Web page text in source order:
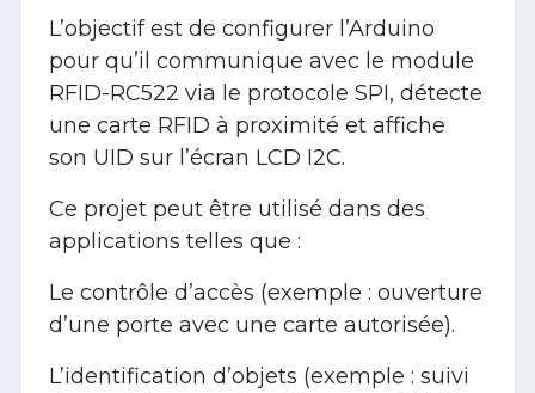
L’objectif est de configurer l’Arduino
pour qu’il communique avec le module
RFID-RC522 via le protocole SPI, détecte
une carte RFID à proximité et affiche
son UID sur l’écran LCD I2C.
Ce projet peut être utilisé dans des
applications telles que :
Le contrôle d’accès (exemple : ouverture
d’une porte avec une carte autorisée).
L’identification d’objets (exemple : suivi